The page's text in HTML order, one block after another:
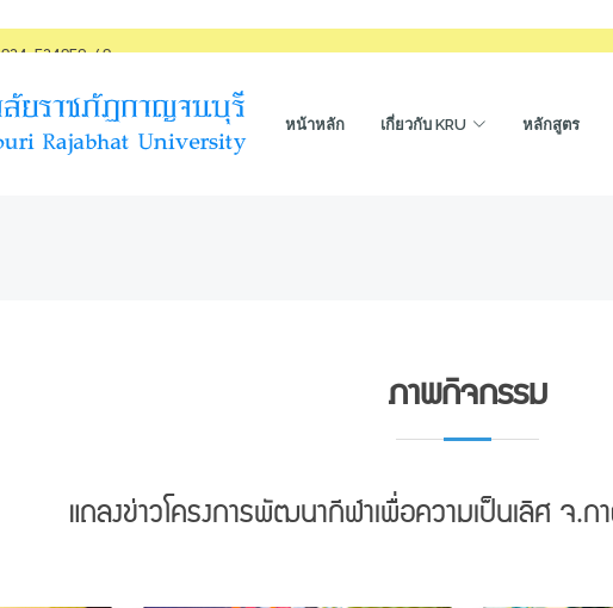
034-534059-60
หน้าหลัก เกี่ยวกับ KRU หลักสูตร
ภาพกิจกรรม
แถลงข่าวโครงการพัฒนากีฬาเพื่อความเป็นเลิศ